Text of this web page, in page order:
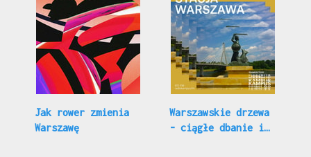
Jak rower zmienia
Warszawę
Warszawskie drzewa
- ciągłe dbanie i